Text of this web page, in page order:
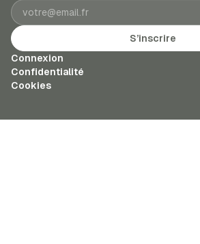
Adresse e-mail
S’inscrire
Connexion
Confidentialité
Cookies